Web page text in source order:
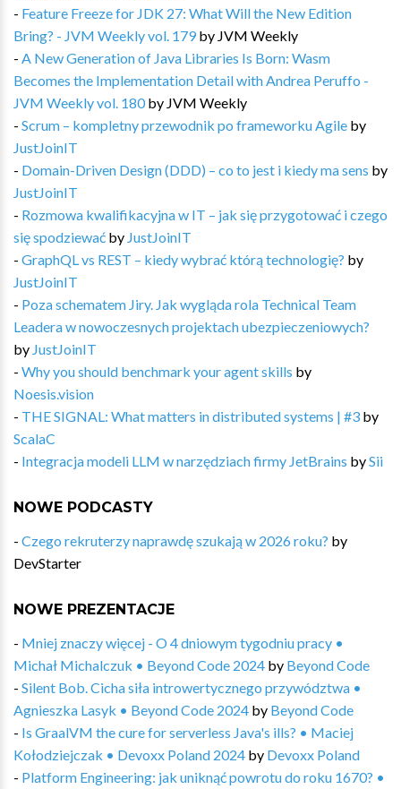
- Feature Freeze for JDK 27: What Will the New Edition
Bring? - JVM Weekly vol. 179 by JVM Weekly
- A New Generation of Java Libraries Is Born: Wasm
Becomes the Implementation Detail with Andrea Peruffo -
JVM Weekly vol. 180by JVM Weekly
- Scrum – kompletny przewodnik po frameworku Agile by
JustJoinIT
- Domain-Driven Design (DDD) – co to jest i kiedy ma sens by
JustJoinIT
- Rozmowa kwalifikacyjna w IT – jak się przygotować i czego
się spodziewać by JustJoinIT
- GraphQL vs REST – kiedy wybrać którą technologię? by
JustJoinIT
- Poza schematem Jiry. Jak wygląda rola Technical Team
Leadera w nowoczesnych projektach ubezpieczeniowych?
by JustJoinIT
- Why you should benchmark your agent skills by
Noesis.vision
- THE SIGNAL: What matters in distributed systems | #3 by
ScalaC
- Integracja modeli LLM w narzędziach firmy JetBrains bySii
NOWE PODCASTY
- Czego rekruterzy naprawdę szukają w 2026 roku? by
DevStarter
NOWE PREZENTACJE
- Mniej znaczy więcej - O 4 dniowym tygodniu pracy •
Michał Michalczuk • Beyond Code 2024 by Beyond Code
- Silent Bob. Cicha siła introwertycznego przywództwa •
Agnieszka Lasyk • Beyond Code 2024 by Beyond Code
- Is GraalVM the cure for serverless Java's ills? • Maciej
Kołodziejczak • Devoxx Poland 2024 by Devoxx Poland
- Platform Engineering: jak uniknąć powrotu do roku 1670? •